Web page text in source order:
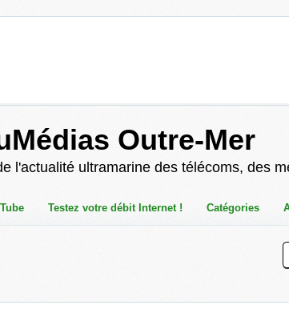
Outre-Mer
l'actualité ultramarine des télécoms, des
Testez votre débit Internet ! Catégories